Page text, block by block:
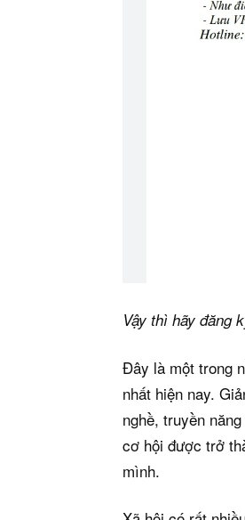
Vậy thì hãy đăng
Đây là một trong
nhất hiện nay.
nghề, truyền
cơ hội được trở
mình.